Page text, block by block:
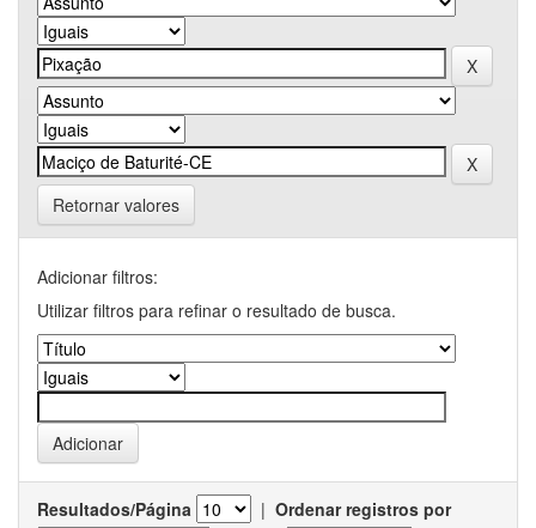
Retornar valores
Adicionar filtros:
Utilizar filtros para refinar o resultado de busca.
Resultados/Página | Ordenar registros por